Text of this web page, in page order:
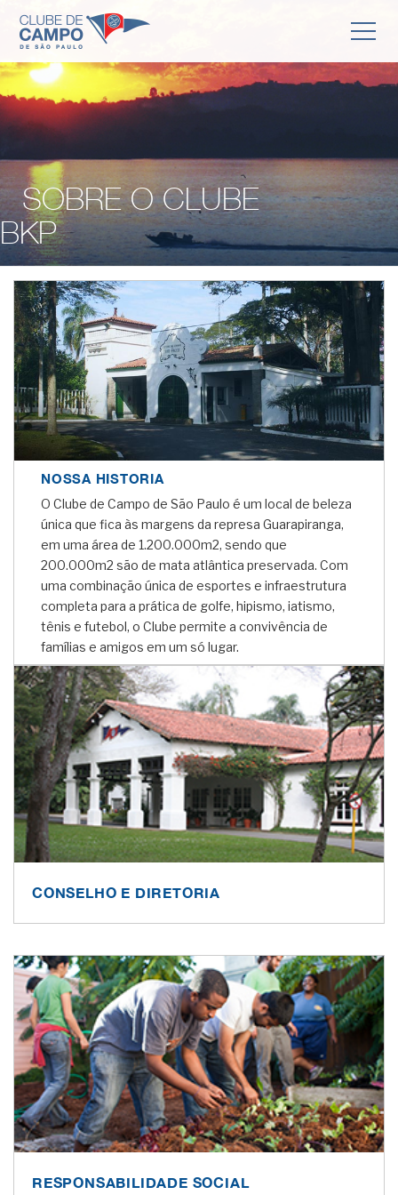
SOBRE O CLUBE
BKP
NOSSA HISTORIA
O Clube de Campo de São Paulo é um local de beleza
única que fica às margens da represa Guarapiranga,
em uma área de 1.200.000m2, sendo que
200.000m2 são de mata atlântica preservada. Com
uma combinação única de esportes e infraestrutura
completa para a prática de golfe, hipismo, iatismo,
tênis e futebol, o Clube permite a convivência de
famílias e amigos em um só lugar.
CONSELHO E DIRETORIA
RESPONSABILIDADE SOCIAL